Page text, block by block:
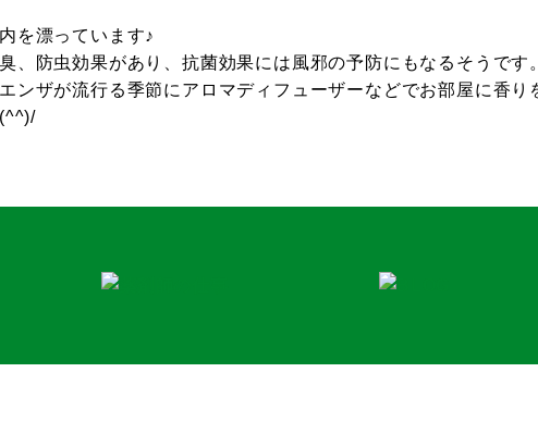
を漂っています♪
、防虫効果があり、抗菌効果には風邪の予防にもなるそうです。
ンザが流行る季節にアロマディフューザーなどでお部屋に香